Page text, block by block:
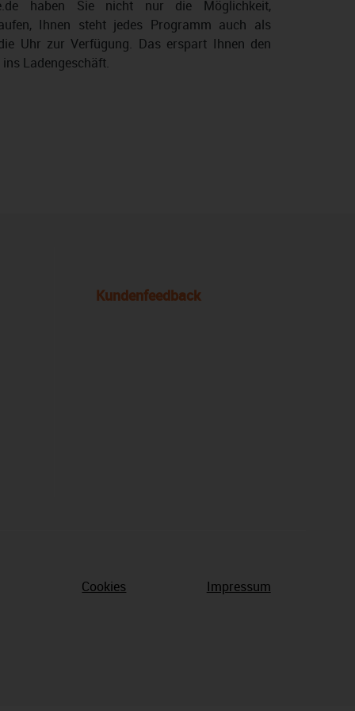
haben Sie nicht nur die Möglichkeit,
Ihnen steht jedes Programm auch als
Uhr zur Verfügung. Das erspart Ihnen den
Ladengeschäft.
Kundenfeedback
Cookies Impressum